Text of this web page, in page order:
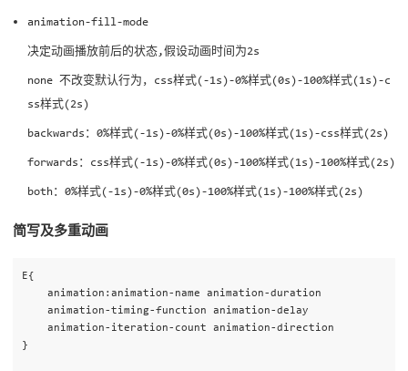
animation-fill-mode
决定动画播放前后的状态,假设动画时间为2s
none 不改变默认行为，css样式(-1s)-0%样式(0s)-100%样式(1s)-c
ss样式(2s)
backwards：0%样式(-1s)-0%样式(0s)-100%样式(1s)-css样式(2s)
forwards：css样式(-1s)-0%样式(0s)-100%样式(1s)-100%样式(2s)
both：0%样式(-1s)-0%样式(0s)-100%样式(1s)-100%样式(2s)
简写及多重动画
E{
    animation:animation-name animation-duration
    animation-timing-function animation-delay
    animation-iteration-count animation-direction
}